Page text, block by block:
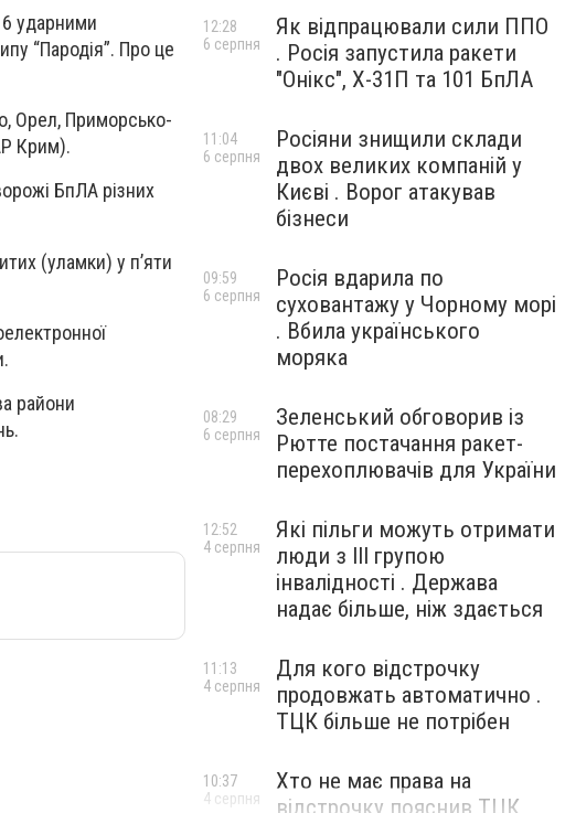
ударними
“Пародія”. Про це
Орел, Приморсько-
Крим).
БпЛА різних
(уламки) у п’яти
райони
Як відпрацювали сили ППО
. Росія запустила ракети
"Онікс", Х-31П та 101 БпЛА
12:28
6 серпня
Росіяни знищили склади
двох великих компаній у
Києві . Ворог атакував
бізнеси
11:04
6 серпня
Росія вдарила по
суховантажу у Чорному морі
. Вбила українського
моряка
09:59
6 серпня
Зеленський обговорив із
Рютте постачання ракет-
перехоплювачів для України
08:29
6 серпня
Які пільги можуть отримати
люди з III групою
інвалідності . Держава
надає більше, ніж здається
12:52
4 серпня
Для кого відстрочку
продовжать автоматично .
ТЦК більше не потрібен
11:13
4 серпня
Хто не має права на
відстрочку пояснив ТЦК
10:37
4 серпня